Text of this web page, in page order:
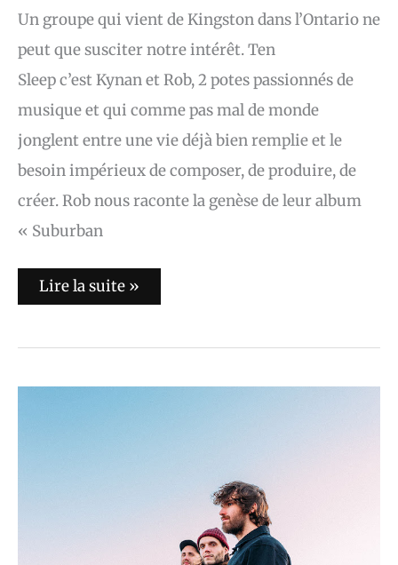
Un groupe qui vient de Kingston dans l’Ontario ne
peut que susciter notre intérêt. Ten
Sleep c’est Kynan et Rob, 2 potes passionnés de
musique et qui comme pas mal de monde
jonglent entre une vie déjà bien remplie et le
besoin impérieux de composer, de produire, de
créer. Rob nous raconte la genèse de leur album
« Suburban
Lire la suite »
Isaac